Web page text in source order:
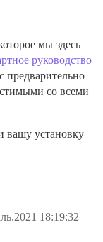
мы здесь
руководство
предварительно
со всеми
вашу установку
18:19:32